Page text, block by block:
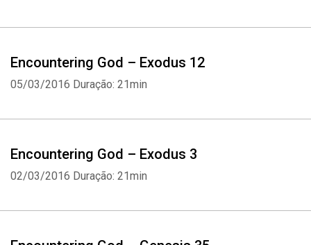
Encountering God – Exodus 12
05/03/2016 Duração: 21min
Encountering God – Exodus 3
02/03/2016 Duração: 21min